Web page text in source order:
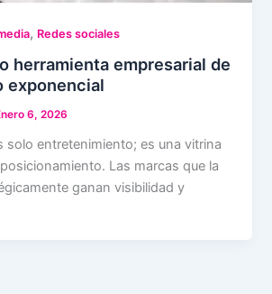
, Redes sociales
herramienta empresarial de
exponencial
6, 2026
solo entretenimiento; es una vitrina
Las marcas que la
ganan visibilidad y